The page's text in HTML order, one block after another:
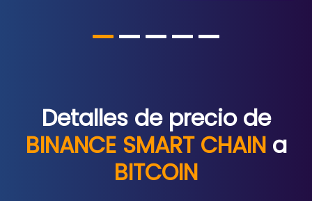
Detalles de precio de
BINANCE SMART CHAINa
BITCOIN